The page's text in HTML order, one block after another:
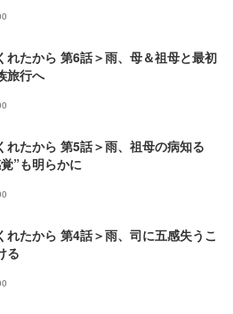
れたから 第6話＞雨、母＆祖母と最初
旅行へ
れたから 第5話＞雨、祖母の病知る
”も明らかに
れたから 第4話＞雨、司に五感失うこ
る